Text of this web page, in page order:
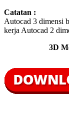
Catatan :
Autocad 3 dimensi
kerja Autocad 2
3D